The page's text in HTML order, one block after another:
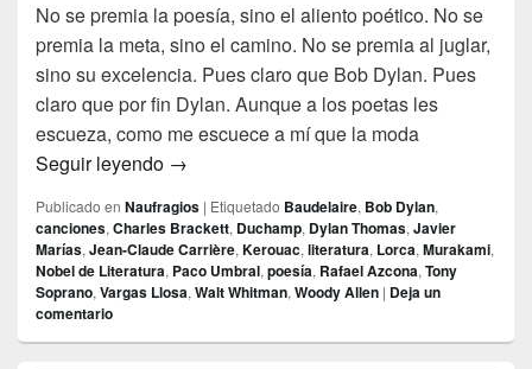
No se premia la poesía, sino el aliento poético. No se
premia la meta, sino el camino. No se premia al juglar,
sino su excelencia. Pues claro que Bob Dylan. Pues
claro que por fin Dylan. Aunque a los poetas les
escueza, como me escuece a mí que la moda
Seguir leyendo Por supuesto que Dylan
→
Publicado en Naufragios | Etiquetado Baudelaire, Bob Dylan,
canciones, Charles Brackett, Duchamp, Dylan Thomas, Javier
Marías, Jean-Claude Carrière, Kerouac, literatura, Lorca, Murakami,
Nobel de Literatura, Paco Umbral, poesía, Rafael Azcona, Tony
Soprano, Vargas Llosa, Walt Whitman, Woody Allen | Deja un
comentario